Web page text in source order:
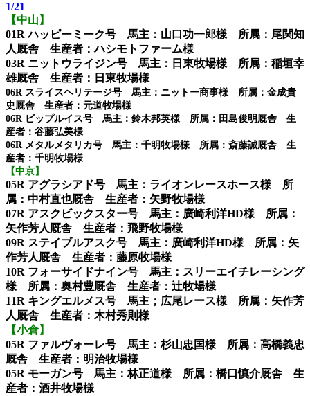
1/21
【中山】
01R ハッピーミーク号 馬主：山口功一郎様 所属：尾関知
人厩舎 生産者：ハシモトファーム様
03R ニットウライジン号 馬主：日東牧場様 所属：稲垣幸
雄厩舎 生産者：日東牧場様
06R スライスヘリテージ号 馬主：ニットー商事様 所属：金成貴
史厩舎 生産者：元道牧場様
06R ビップルイス号 馬主：鈴木邦英様 所属：田島俊明厩舎 生
産者：谷藤弘美様
06R メタルメタリカ号 馬主：千明牧場様 所属：斎藤誠厩舎 生
産者：千明牧場様
【中京】
05R アグラシアド号 馬主：ライオンレースホース様 所
属：中村直也厩舎 生産者：矢野牧場様
07R アスクビックスター号 馬主：廣崎利洋HD様 所属：
矢作芳人厩舎 生産者：飛野牧場様
09R ステイブルアスク号 馬主：廣崎利洋HD様 所属：矢
作芳人厩舎 生産者：藤原牧場様
10R フォーサイドナイン号 馬主：スリーエイチレーシング
様 所属：奥村豊厩舎 生産者：辻牧場様
11R キングエルメス号 馬主；広尾レース様 所属：矢作芳
人厩舎 生産者：木村秀則様
【小倉】
05R ファルヴォーレ号 馬主：杉山忠国様 所属：高橋義忠
厩舎 生産者：明治牧場様
05R モーガン号 馬主：林正道様 所属：橋口慎介厩舎 生
産者：酒井牧場様